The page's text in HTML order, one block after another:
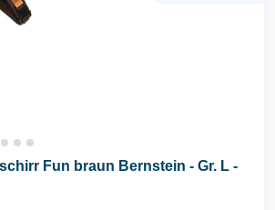
Fun braun Bernstein - Gr. L -